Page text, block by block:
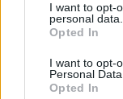
I want to opt-
personal data.
Opted In
I want to opt-
Personal Data.
Opted In